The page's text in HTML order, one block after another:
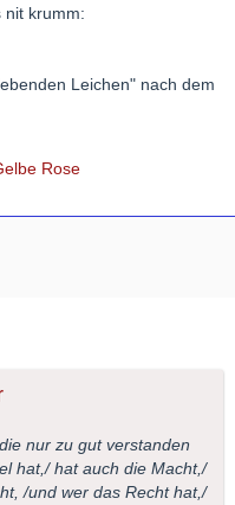
nit krumm:
Leichen" nach dem
nur zu gut verstanden
hat,/ hat auch die Macht,/
/und wer das Recht hat,/